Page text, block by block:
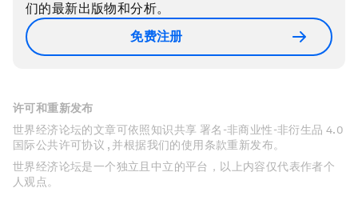
们的最新出版物和分析。
免费注册
许可和重新发布
世界经济论坛的文章可依照知识共享 署名-非商业性-非衍生品 4.0
国际公共许可协议 , 并根据我们的使用条款重新发布。
世界经济论坛是一个独立且中立的平台，以上内容仅代表作者个
人观点。